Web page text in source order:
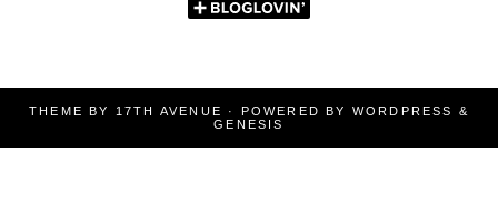
THEME BY 17TH AVENUE · POWERED BY WORDPRESS
&
GENESIS